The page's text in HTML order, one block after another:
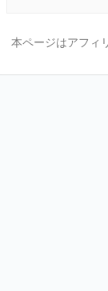
本ページはアフィ